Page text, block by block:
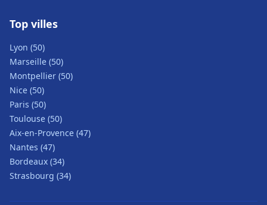
Top villes
Lyon (50)
Marseille (50)
Montpellier (50)
Nice (50)
Paris (50)
Toulouse (50)
Aix-en-Provence (47)
Nantes (47)
Bordeaux (34)
Strasbourg (34)